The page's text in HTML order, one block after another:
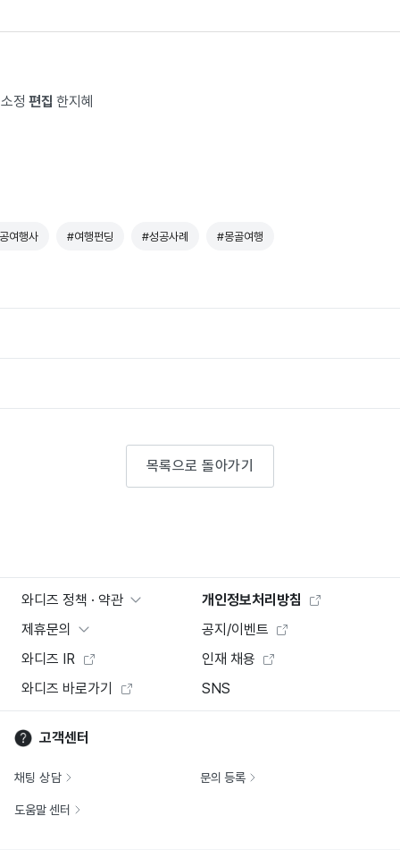
정편집 한지혜
여행사 #여행펀딩 #성공사례 #몽골여행
목록으로 돌아가기
와디즈 정책 · 약관
개인정보처리방침
제휴문의
공지/이벤트
와디즈 IR
인재 채용
와디즈 바로가기
SNS
고객센터
채팅 상담 문의 등록
도움말 센터